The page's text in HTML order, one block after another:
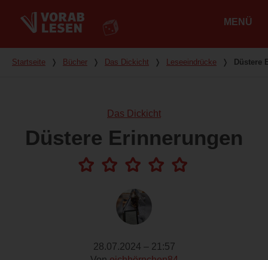
MENÜ
Du bist hier
Startseite ❭ Bücher ❭ Das Dickicht ❭ Leseeindrücke ❭ Düstere
Das Dickicht
Düstere Erinnerungen
28.07.2024 – 21:57